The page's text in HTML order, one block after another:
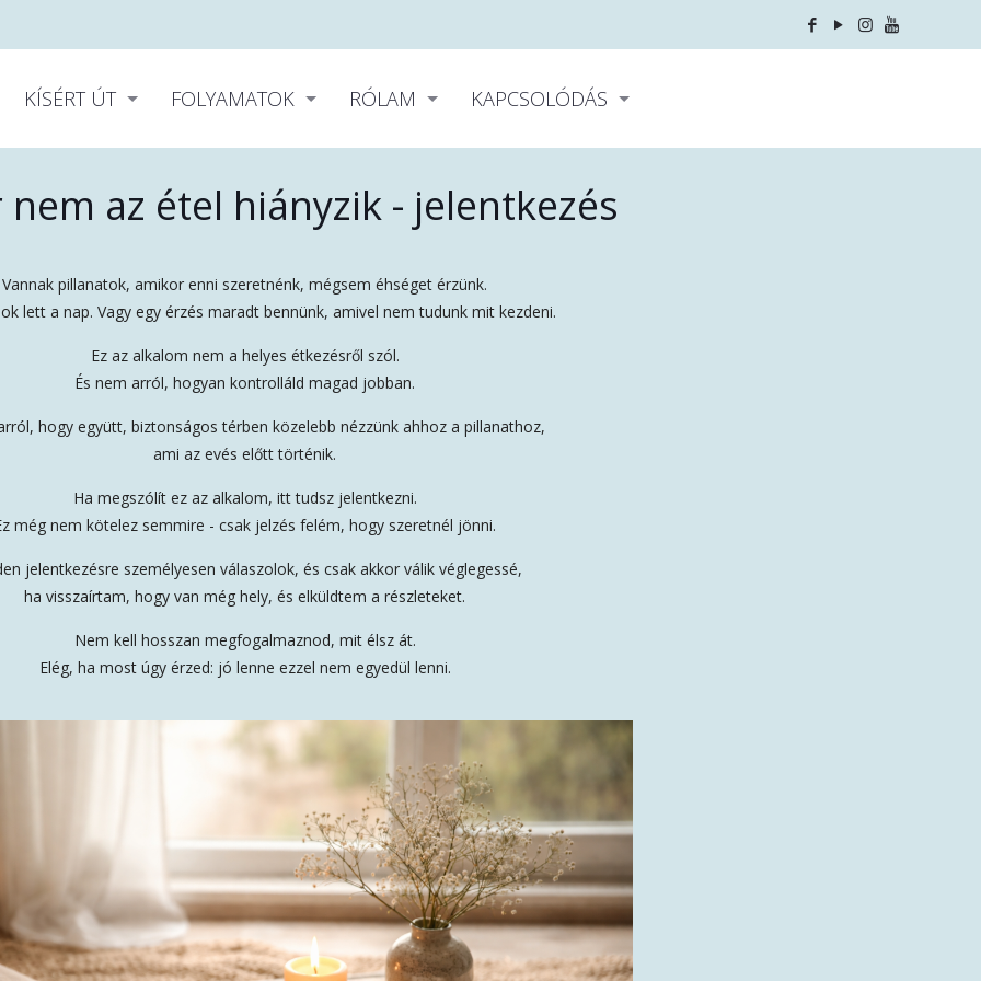
KÍSÉRT ÚT FOLYAMATOK RÓLAM KAPCSOLÓDÁS
az étel hiányzik - jelentkezés
Vannak pillanatok, amikor enni szeretnénk, mégsem éhséget érzünk.
lett a nap. Vagy egy érzés maradt bennünk, amivel nem tudunk mit kezdeni.
Ez az alkalom nem a helyes étkezésről szól.
És nem arról, hogyan kontrolláld magad jobban.
hogy együtt, biztonságos térben közelebb nézzünk ahhoz a pillanathoz,
ami az evés előtt történik.
Ha megszólít ez az alkalom, itt tudsz jelentkezni.
még nem kötelez semmire - csak jelzés felém, hogy szeretnél jönni.
jelentkezésre személyesen válaszolok, és csak akkor válik véglegessé,
ha visszaírtam, hogy van még hely, és elküldtem a részleteket.
Nem kell hosszan megfogalmaznod, mit élsz át.
Elég, ha most úgy érzed: jó lenne ezzel nem egyedül lenni.